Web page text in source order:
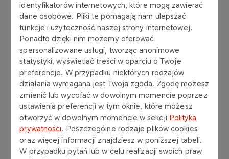
identyfikatorów internetowych, które mogą zawierać
dane osobowe. Pliki te pomagają nam ulepszać
funkcje i użyteczność naszej strony internetowej.
Ponadto dzięki nim możemy oferować
spersonalizowane usługi, tworząc anonimowe
statystyki, wyświetlać treści w oparciu o Twoje
preferencje. W przypadku niektórych rodzajów
działania wymagana jest Twoja zgoda. Zgodę możesz
zmienić lub wycofać w dowolnym momencie poprzez
ustawienia preferencji w tym oknie, które możesz
otworzyć w dowolnym momencie w sekcji Polityka
prywatności. Poszczególne rodzaje plików cookies
oraz więcej informacji znajdziesz w poniższej tabeli.
W przypadku pytań lub w celu realizacji swoich praw
– By uczniowie mogli zmierzyć się na argumenty
zaproponowaliśmy im rywalizację właśnie w formie
ligi debat – mówi Małgorzata Rogowska,
koordynatorka projektu Liga Debat Fundacji
ORLEN. I dodaje, że przed każdą kolejką debaty
uczniowie są przygotowywani do niej przez
eksperta. – W ramach projektu zdobywają
kompetencje komunikacyjne, uczą się pracy w
grupie, radzenia sobie ze stresem. Duży nacisk
stawiamy na etykę prowadzenia sporu, szacunek
do pozostałych dyskutantów. Podczas pierwszej,
inaugurującej debaty widać było, że uczniowie są